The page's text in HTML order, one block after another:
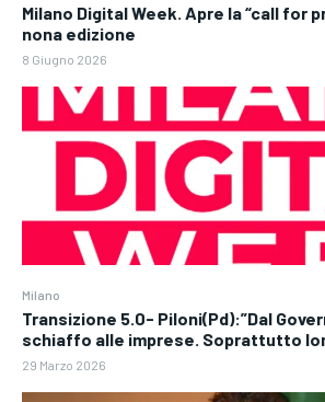
Milano Digital Week. Apre la “call for
nona edizione
8 Giugno 2026
Milano
Transizione 5.0- Piloni(Pd):”Dal
schiaffo alle imprese. Soprattutto
29 Marzo 2026